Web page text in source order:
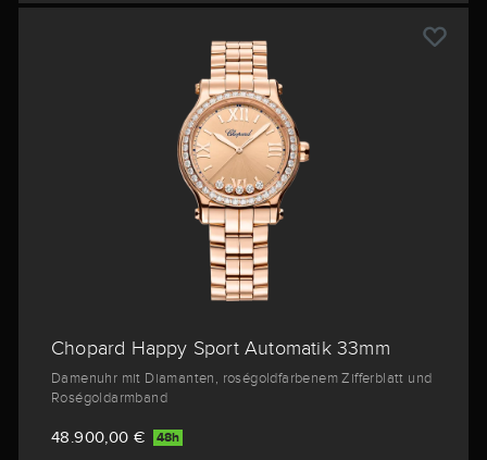
Chopard Happy Sport Automatik 33mm
Damenuhr mit Diamanten, roségoldfarbenem Zifferblatt und
Roségoldarmband
48.900,00 € 48h